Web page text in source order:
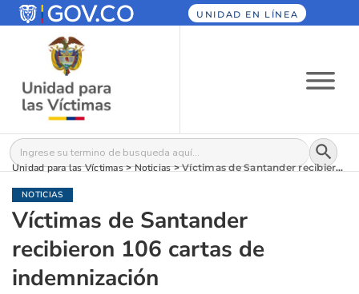
UNIDAD EN LÍNEA
Buscar: Botón
Unidad para las Víctimas>Noticias>Víctimas de Santander recibieron 106 cartas de indemnización
NOTICIAS
Víctimas de Santander
recibieron 106 cartas de
indemnización